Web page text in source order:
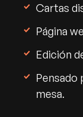
Cartas
Página
Edición
Pensado
mesa.